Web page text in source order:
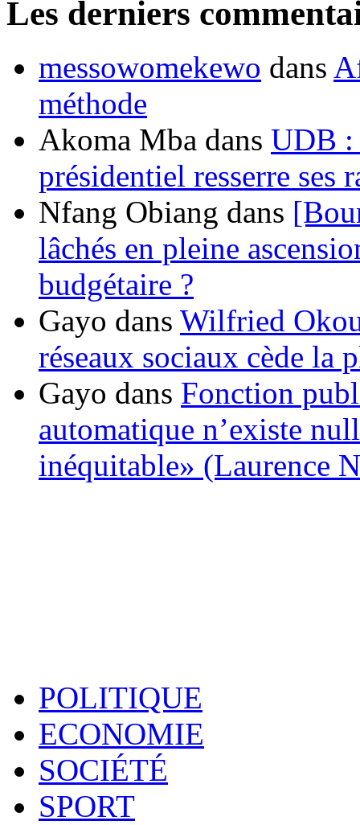
Les derniers
messowomekewo dans
méthode
Akoma Mba dans UDB :
présidentiel resserre ses
Nfang Obiang dans
lâchés en pleine
budgétaire ?
Gayo dans Wilfried
réseaux sociaux cède la
Gayo dans Fonction
automatique n’existe
inéquitable» (Laurence
POLITIQUE
ECONOMIE
SOCIÉTÉ
SPORT